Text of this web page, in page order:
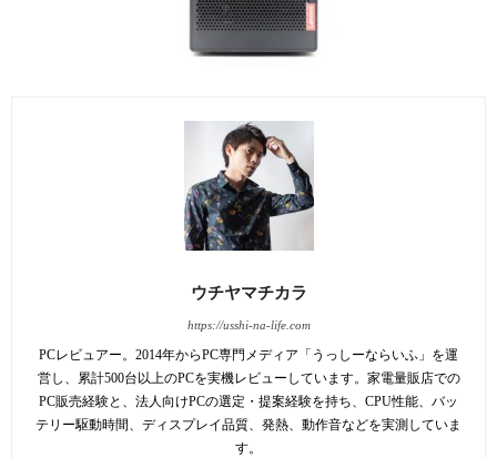
ウチヤマチカラ
https://usshi-na-life.com
PCレビュアー。2014年からPC専門メディア「うっしーならいふ」を運
営し、累計500台以上のPCを実機レビューしています。家電量販店での
PC販売経験と、法人向けPCの選定・提案経験を持ち、CPU性能、バッ
テリー駆動時間、ディスプレイ品質、発熱、動作音などを実測していま
す。